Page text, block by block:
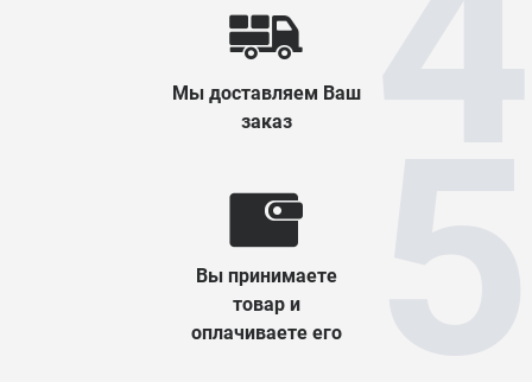
Мы доставляем Ваш
заказ
Вы принимаете
товар и
оплачиваете его